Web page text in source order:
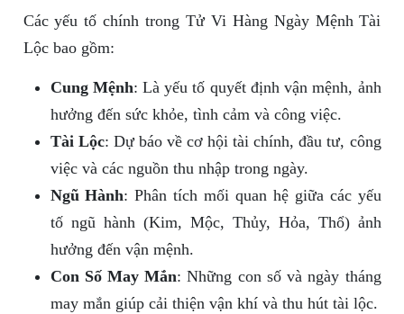
Các yếu tố chính trong Tử Vi Hàng Ngày Mệnh Tài
Lộc bao gồm:
Cung Mệnh: Là yếu tố quyết định vận mệnh, ảnh
hưởng đến sức khỏe, tình cảm và công việc.
Tài Lộc: Dự báo về cơ hội tài chính, đầu tư, công
việc và các nguồn thu nhập trong ngày.
Ngũ Hành: Phân tích mối quan hệ giữa các yếu
tố ngũ hành (Kim, Mộc, Thủy, Hỏa, Thổ) ảnh
hưởng đến vận mệnh.
Con Số May Mắn: Những con số và ngày tháng
may mắn giúp cải thiện vận khí và thu hút tài lộc.